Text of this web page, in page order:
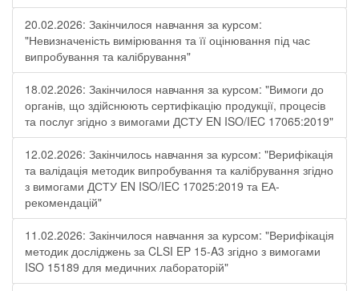
20.02.2026: Закінчилося навчання за курсом:
"Невизначеність вимірювання та її оцінювання під час
випробування та калібрування"
18.02.2026: Закінчилося навчання за курсом: "Вимоги до
органів, що здійснюють сертифікацію продукції, процесів
та послуг згідно з вимогами ДСТУ EN ISO/IEC 17065:2019"
12.02.2026: Закінчилось навчання за курсом: "Верифікація
та валідація методик випробування та калібрування згідно
з вимогами ДСТУ EN ISO/IEC 17025:2019 та ЕА-
рекомендацій"
11.02.2026: Закінчилося навчання за курсом: "Верифікація
методик досліджень за CLSI EP 15-A3 згідно з вимогами
ISO 15189 для медичних лабораторій"